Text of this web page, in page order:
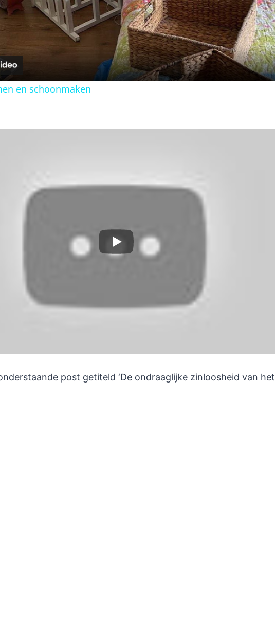
Video
en schoonmaken
post getiteld ‘De ondraaglijke zinloosheid van het